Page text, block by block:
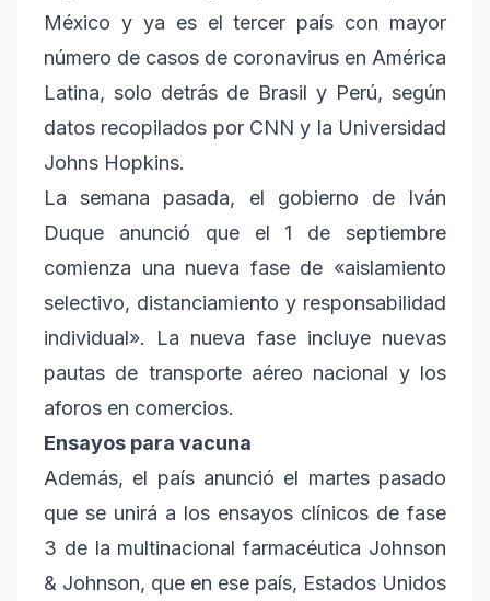
México y ya es el tercer país con mayor
número de casos de coronavirus en América
Latina, solo detrás de Brasil y Perú, según
datos recopilados por CNN y la Universidad
Johns Hopkins.
La semana pasada, el gobierno de Iván
Duque anunció que el 1 de septiembre
comienza una nueva fase de «aislamiento
selectivo, distanciamiento y responsabilidad
individual». La nueva fase incluye nuevas
pautas de transporte aéreo nacional y los
aforos en comercios.
Ensayos para vacuna
Además, el país anunció el martes pasado
que se unirá a los ensayos clínicos de fase
3 de la multinacional farmacéutica Johnson
& Johnson, que en ese país, Estados Unidos